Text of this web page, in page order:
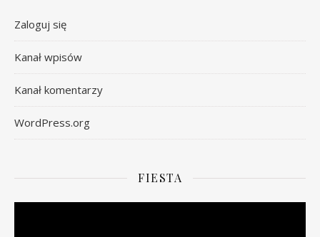
Zaloguj się
Kanał wpisów
Kanał komentarzy
WordPress.org
FIESTA